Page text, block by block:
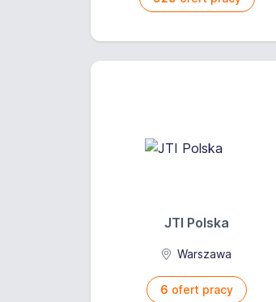
JTI Polska
Warszawa
6 ofert pracy